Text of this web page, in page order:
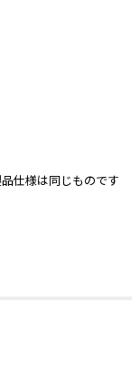
仕様は同じものです